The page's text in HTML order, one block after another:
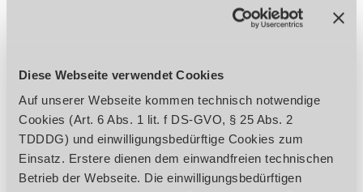
Diese Webseite verwendet Cookies
Auf unserer Webseite kommen technisch notwendige
Cookies (Art. 6 Abs. 1 lit. f DS-GVO, § 25 Abs. 2
TDDDG) und einwilligungsbedürftige Cookies zum
Einsatz. Erstere dienen dem einwandfreien technischen
Betrieb der Webseite. Die einwilligungsbedürftigen
Bezeichnung
Art.-Nr. VPE
Allgemein
Bezeichnung Art.-Nr. VPE
für S040, S050, S055 2047001 1
für S075, M010 2047002 1
Bezeichnung
Art.-Nr.
für S040, S050, S055
2047001
für S075, M010 2047002